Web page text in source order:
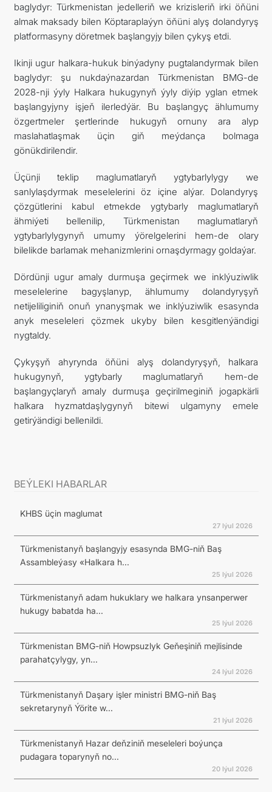
baglydyr: Türkmenistan jedelleriň we krizisleriň irki öňüni
almak maksady bilen Köptaraplaýyn öňüni alyş dolandyryş
platformasyny döretmek başlangyjy bilen çykyş etdi.
Ikinji ugur halkara-hukuk binýadyny pugtalandyrmak bilen
baglydyr: şu nukdaýnazardan Türkmenistan BMG-de
2028-nji ýyly Halkara hukugynyň ýyly diýip yglan etmek
başlangyjyny işjeň ilerledýär. Bu başlangyç ählumumy
özgertmeler şertlerinde hukugyň ornuny ara alyp
maslahatlaşmak üçin giň meýdança bolmaga
gönükdirilendir.
Üçünji teklip maglumatlaryň ygtybarlylygy we
sanlylaşdyrmak meselelerini öz içine alýar. Dolandyryş
çözgütlerini kabul etmekde ygtybarly maglumatlaryň
ähmiýeti bellenilip, Türkmenistan maglumatlaryň
ygtybarlylygynyň umumy ýörelgelerini hem-de olary
bilelikde barlamak mehanizmlerini ornaşdyrmagy goldaýar.
Dördünji ugur amaly durmuşa geçirmek we inklýuziwlik
meselelerine bagyşlanyp, ählumumy dolandyryşyň
netijeliliginiň onuň ynanyşmak we inklýuziwlik esasynda
anyk meseleleri çözmek ukyby bilen kesgitlenýändigi
nygtaldy.
Çykyşyň ahyrynda öňüni alyş dolandyryşyň, halkara
hukugynyň, ygtybarly maglumatlaryň hem-de
başlangyçlaryň amaly durmuşa geçirilmeginiň jogapkärli
halkara hyzmatdaşlygynyň bitewi ulgamyny emele
getirýändigi bellenildi.
BEÝLEKI HABARLAR
KHBS üçin maglumat
27 Iýul 2026
Türkmenistanyň başlangyjy esasynda BMG-niň Baş
Assambleýasy «Halkara h...
25 Iýul 2026
Türkmenistanyň adam hukuklary we halkara ynsanperwer
hukugy babatda ha...
25 Iýul 2026
Türkmenistan BMG-niň Howpsuzlyk Geňeşiniň mejlisinde
parahatçylygy, yn...
24 Iýul 2026
Türkmenistanyň Daşary işler ministri BMG-niň Baş
sekretarynyň Ýörite w...
21 Iýul 2026
Türkmenistanyň Hazar deňziniň meseleleri boýunça
pudagara toparynyň no...
20 Iýul 2026